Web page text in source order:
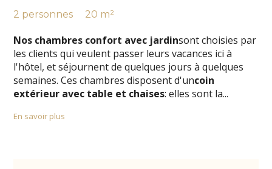
2 personnes 20 m²
Nos chambres confort avec jardinsont choisies par
les clients qui veulent passer leurs vacances ici à
l'hôtel, et séjournent de quelques jours à quelques
semaines. Ces chambres disposent d'uncoin
extérieur avec table et chaises: elles sont la...
En savoir plus